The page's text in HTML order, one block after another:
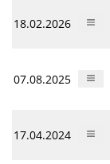
18.02.2026
07.08.2025
17.04.2024